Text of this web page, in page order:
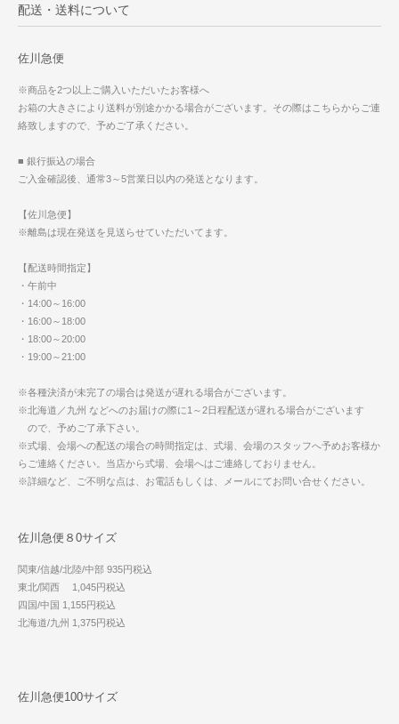
配送・送料について
佐川急便
※商品を2つ以上ご購入いただいたお客様へ
お箱の大きさにより送料が別途かかる場合がございます。その際はこちらからご連
絡致しますので、予めご了承ください。
■ 銀行振込の場合
ご入金確認後、通常3～5営業日以内の発送となります。
【佐川急便】
※離島は現在発送を見送らせていただいてます。
【配送時間指定】
・午前中
・14:00～16:00
・16:00～18:00
・18:00～20:00
・19:00～21:00
※各種決済が未完了の場合は発送が遅れる場合がございます。
※北海道／九州 などへのお届けの際に1～2日程配送が遅れる場合がございます
ので、予めご了承下さい。
※式場、会場への配送の場合の時間指定は、式場、会場のスタッフへ予めお客様か
らご連絡ください。当店から式場、会場へはご連絡しておりません。
※詳細など、ご不明な点は、お電話もしくは、メールにてお問い合せください。
佐川急便８0サイズ
関東/信越/北陸/中部 935円税込
東北/関西 1,045円税込
四国/中国 1,155円税込
北海道/九州 1,375円税込
佐川急便100サイズ